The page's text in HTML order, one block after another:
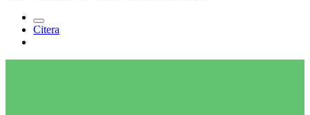
Citera